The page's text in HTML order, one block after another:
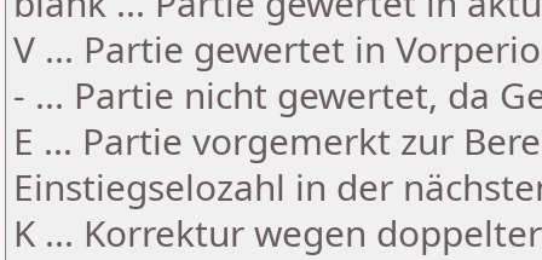
V ... Partie gewertet in
- ... Partie nicht gewertet, da
E ... Partie vorgemerkt zur
Einstiegselozahl in der
K ... Korrektur wegen